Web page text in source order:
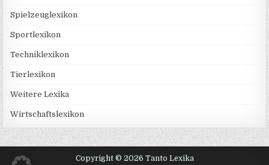
Spielzeuglexikon
Sportlexikon
Techniklexikon
Tierlexikon
Weitere Lexika
Wirtschaftslexikon
Copyright © 2026 Tanto Lexika